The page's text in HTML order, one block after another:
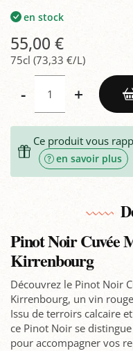
en stock
55,00 €
75cl (73,33 €/L)
- +
Ce produit vous
en savoir plus
Pinot Noir Cuvée
Kirrenbourg
Découvrez le Pinot Noir
Kirrenbourg, un vin
Issu de terroirs calcaire
ce Pinot Noir se
pour accompagner vos